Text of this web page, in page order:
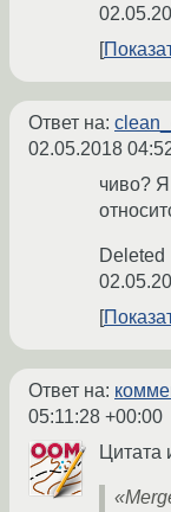
Ответ на:
02.05.2018
чиво?
Deleted
Ответ на:
05:11:28 +00:00
Цитата